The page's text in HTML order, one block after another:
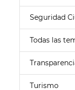
Seguridad
Todas las
Turismo